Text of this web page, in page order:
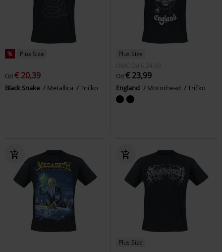
% Plus Size
Od € 20,39
Black Snake Metallica Tričko
Plus Size
OMC Od € 24,99
Od € 23,99
England Motörhead Tričko
Plus Size